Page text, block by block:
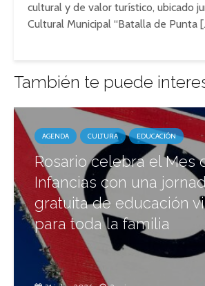
cultural y de valor turístico, ubicado
Cultural Municipal “Batalla de Punta
También te puede
AGENDA CULTURA EDUCACIÓN
Rosario celebra el Mes
Infancias con una
gratuita de educación
para toda la familia